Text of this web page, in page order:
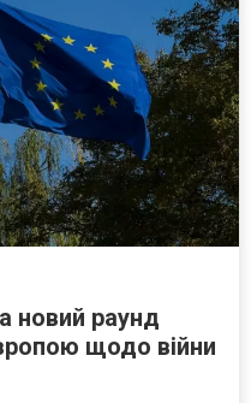
новий раунд
щодо війни